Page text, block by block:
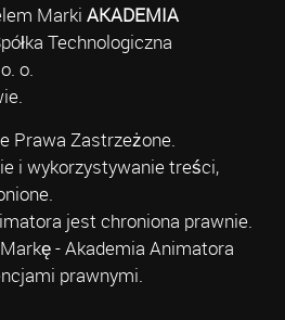
Marki AKADEMIA
Technologiczna
o.
Prawa Zastrzeżone.
i wykorzystywanie treści,
jest chroniona prawnie.
- Akademia Animatora
prawnymi.